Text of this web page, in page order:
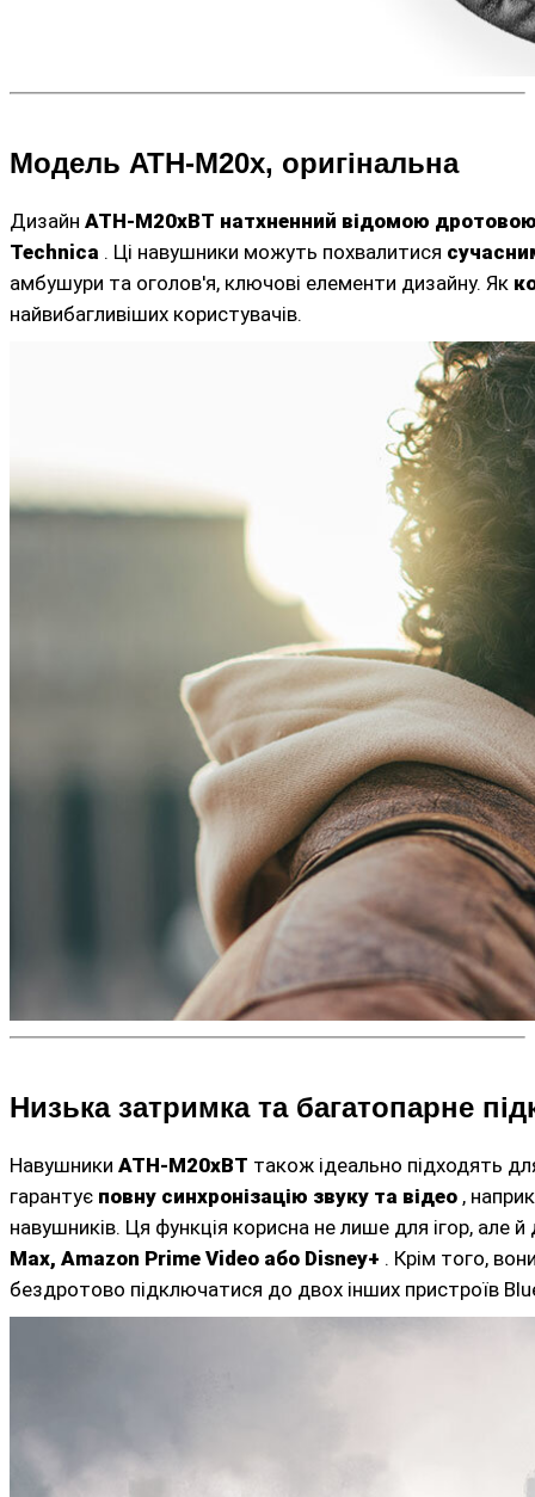
Модель ATH-M20x, оригінальна
Дизайн ATH-M20xBT натхненний відомою
Technica . Ці навушники можуть похвалитися
амбушури та оголов'я, ключові елементи дизайну. Як
найвибагливіших користувачів.
Низька затримка та багатопарне
Навушники ATH-M20xBT також ідеально підходять
гарантує повну синхронізацію звуку та відео ,
навушників. Ця функція корисна не лише для ігор, але
Max, Amazon Prime Video або Disney+ . Крім того,
бездротово підключатися до двох інших пристроїв